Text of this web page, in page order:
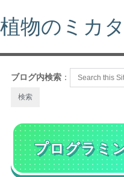
植物のミカタ
ブログ内検索 ：
プログラミ